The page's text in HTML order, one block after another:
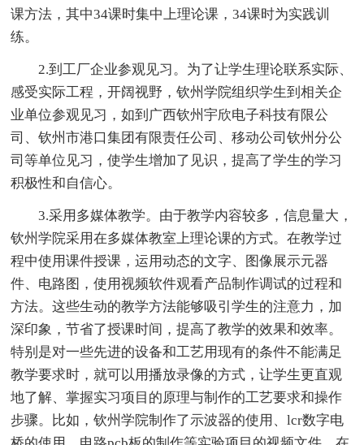
课方法，其中34课时集中上理论课，34课时为实践训
练。
2.到工厂企业参观见习。为了让学生理论联系实际、
感受实际工程，开阔视野，钦州学院组织学生到相关企
业单位参观见习，如到广西钦州宇欣电子科技有限公
司、钦州市港口集团有限责任公司、移动公司钦州分公
司等单位见习，使学生增加了见识，提高了学生的学习
积极性和自信心。
3.采用多媒体教学。由于教学内容较多，信息量大，
钦州学院采用在多媒体教室上理论课的方式。在教学过
程中使用课件授课，运用动态的文字、图像展示元器
件、电路图，使用视频软件观看产品制作调试的过程和
方法。这些生动的教学方法能够吸引学生的注意力，加
深印象，节省了授课时间，提高了教学的效果和效率。
特别是对一些先进的设备和工艺用现有的条件不能满足
教学要求时，就可以用播放录像的方式，让学生更直观
地了解、掌握实习项目的原理与制作的工艺要求和操作
步骤。比如，钦州学院制作了示波器的使用、lcr数字电